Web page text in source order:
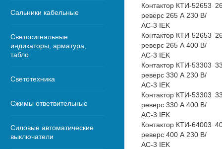
Сальники кабельные
Светосигнальные
индикаторы, арматура,
табло
Светотехника
Сжимы ответвительные
Силовые автоматические
выключатели
Контактор КТИ-52653
реверс 265 А 230 В/
АС-3 IEK
Контактор КТИ-52653
реверс 265 А 400 В/
АС-3 IEK
Контактор КТИ-53303
реверс 330 А 230 В/
АС-3 IEK
Контактор КТИ-53303
реверс 330 А 400 В/
АС-3 IEK
Контактор КТИ-64003
реверс 400 А 230 В/
АС-3 IEK